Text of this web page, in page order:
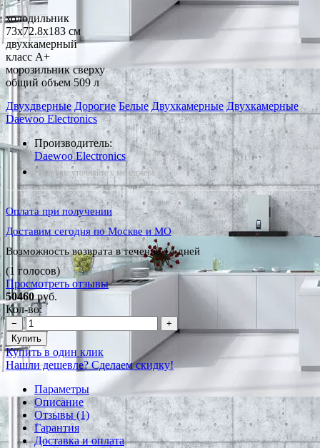
холодильник
73x72.8x183 см
двухкамерный
класс A+
морозильник сверху
общий объем 509 л
Двухдверные Дорогие Белые Двухкамерные Двухкамерные
Daewoo Electronics
Производитель:
Daewoo Electronics
*Наличие уточняйте у менеджера
Оплата при получении
Доставим сегодня по Москве и МО
Возможность возврата в течение 14 дней
(1 голосов)
Просмотреть отзывы
50460руб.
Кол-во:
−
+
Купить
Купить в один клик
Нашли дешевле? Сделаем скидку!
Параметры
Описание
Отзывы (1)
Гарантия
Доставка и оплата